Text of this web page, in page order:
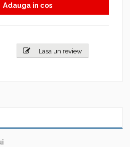
Adauga in cos
Lasa un review